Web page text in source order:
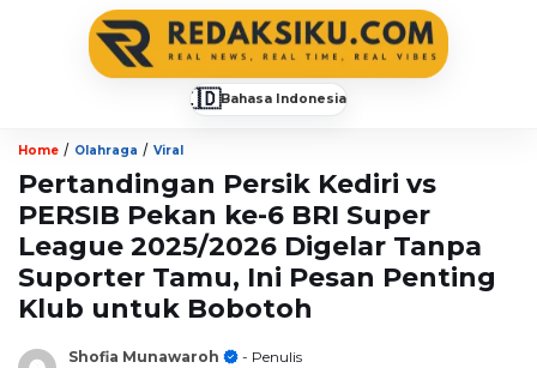
🇮🇩Bahasa Indonesia
Home / Olahraga / Viral
Pertandingan Persik Kediri vs
PERSIB Pekan ke-6 BRI Super
League 2025/2026 Digelar Tanpa
Suporter Tamu, Ini Pesan Penting
Klub untuk Bobotoh
Shofia Munawaroh
- Penulis